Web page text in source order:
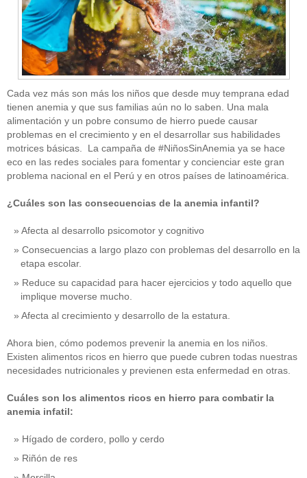
Cada vez más son más los niños que desde muy temprana edad
tienen anemia y que sus familias aún no lo saben. Una mala
alimentación y un pobre consumo de hierro puede causar
problemas en el crecimiento y en el desarrollar sus habilidades
motrices básicas. La campaña de #NiñosSinAnemia ya se hace
eco en las redes sociales para fomentar y concienciar este gran
problema nacional en el Perú y en otros países de latinoamérica.
¿Cuáles son las consecuencias de la anemia infantil?
Afecta al desarrollo psicomotor y cognitivo
Consecuencias a largo plazo con problemas del desarrollo en la
etapa escolar.
Reduce su capacidad para hacer ejercicios y todo aquello que
implique moverse mucho.
Afecta al crecimiento y desarrollo de la estatura.
Ahora bien, cómo podemos prevenir la anemia en los niños.
Existen alimentos ricos en hierro que puede cubren todas nuestras
necesidades nutricionales y previenen esta enfermedad en otras.
Cuáles son los alimentos ricos en hierro para combatir la
anemia infatil:
Hígado de cordero, pollo y cerdo
Riñón de res